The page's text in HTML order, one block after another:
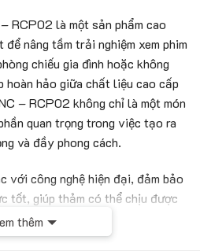
RCP02 là một sản phẩm cao
nâng tầm trải nghiệm xem phim
chiếu gia đình hoặc không
hảo giữa chất liệu cao cấp
– RCP02 không chỉ là một món
quan trọng trong việc tạo ra
và đầy phong cách.
với công nghệ hiện đại, đảm bảo
tốt, giúp thảm có thể chịu được
hàng. Thảm rạp chiếu phim
ứng nhu cầu sử dụng mà còn
thêm